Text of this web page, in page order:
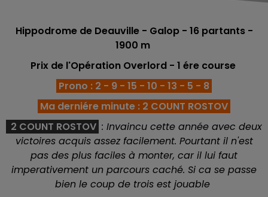
Hippodrome de Deauville - Galop - 16 partants -
1900 m
Prix de l'Opération Overlord - 1 ére course
Prono : 2 - 9 - 15 - 10 - 13 - 5 - 8
Ma derniére minute : 2 COUNT ROSTOV
2 COUNT ROSTOV : Invaincu cette année avec deux
victoires acquis assez facilement. Pourtant il n'est
pas des plus faciles à monter, car il lui faut
imperativement un parcours caché. Si ca se passe
bien le coup de trois est jouable